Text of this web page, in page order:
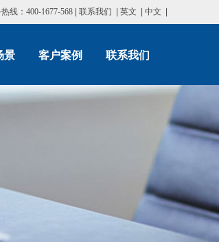
线：400-1677-568 联系我们 英文 中文
景 客户案例 联系我们